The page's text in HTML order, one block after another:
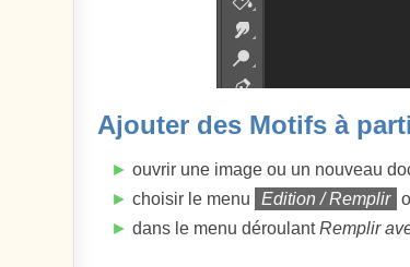
Ajouter des Motifs à
► ouvrir une image ou un nouveau
► choisir le menu Edition / Remplir
► dans le menu déroulantRemplir